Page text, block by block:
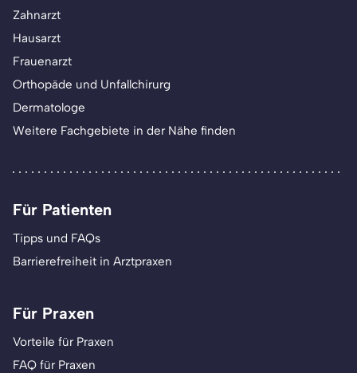
Zahnarzt
Hausarzt
Frauenarzt
Orthopäde und Unfallchirurg
Dermatologe
Weitere Fachgebiete in der Nähe finden
Für Patienten
Tipps und FAQs
Barrierefreiheit in Arztpraxen
Für Praxen
Vorteile für Praxen
FAQ für Praxen